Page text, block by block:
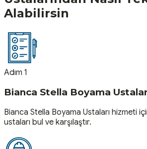
Alabilirsin
Adım 1
Bianca Stella Boyama
Bianca Stella Boyama Ustaları hizmeti
ustaları bul ve karşılaştır.